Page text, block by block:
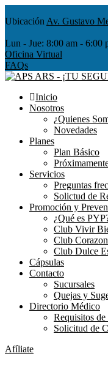
Ubicación Av. Gustavo
Lun - Jue: 8:00 am - 6:00
Oficina Virtual
FAQs
Inicio
Nosotros
¿Quienes
Novedades
Planes
Plan Básico
Servicios
Preguntas
Solictud de
Promoción y
¿Qué es
Club Vivir
Club
Club Dulce
Cápsulas
Contacto
Sucursales
Quejas y
Directorio Médico
Requisitos
Solicitud de
Afíliate